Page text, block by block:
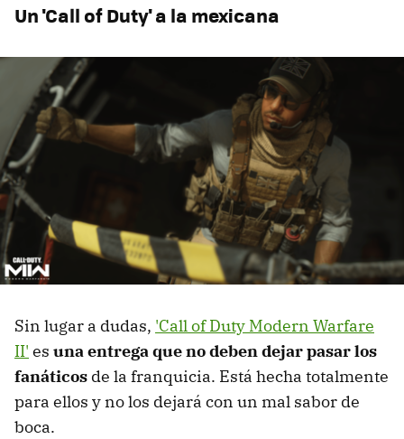
Un 'Call of Duty' a la mexicana
Sin lugar a dudas, 'Call of Duty Modern Warfare
II' es una entrega que no deben dejar pasar los
fanáticos de la franquicia. Está hecha totalmente
para ellos y no los dejará con un mal sabor de
boca.